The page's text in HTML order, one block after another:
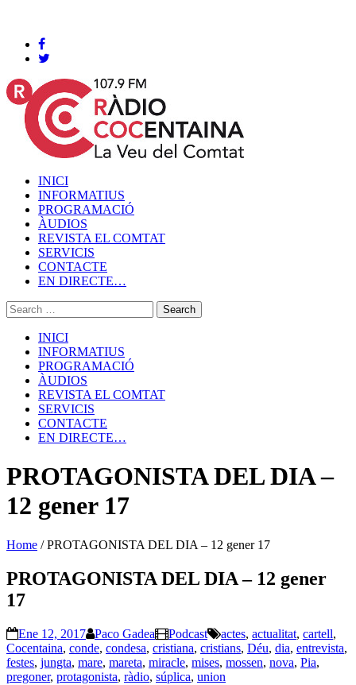
INICI
INFORMATIUS
PROGRAMACIÓ
ÀUDIOS
REVISTA EL COMTAT
SERVICIS
CONTACTE
EN DIRECTE…
INICI
INFORMATIUS
PROGRAMACIÓ
ÀUDIOS
REVISTA EL COMTAT
SERVICIS
CONTACTE
EN DIRECTE…
PROTAGONISTA DEL DIA –
12 gener 17
Home /PROTAGONISTA DEL DIA – 12 gener 17
PROTAGONISTA DEL DIA – 12 gener
17
Ene 12, 2017 Paco Gadea Podcast actes, actualitat, cartell,
Cocentaina, conde, condesa, cristiana, cristians, Déu, dia, entrevista,
festes, jungta, mare, mareta, miracle, mises, mossen, nova, Pia,
pregoner, protagonista, ràdio, súplica, union